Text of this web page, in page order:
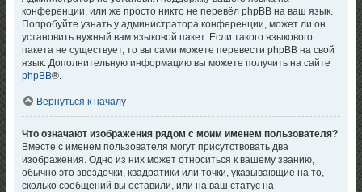
конференции, или же просто никто не перевёл phpBB на ваш язык.
Попробуйте узнать у администратора конференции, может ли он
установить нужный вам языковой пакет. Если такого языкового
пакета не существует, то вы сами можете перевести phpBB на свой
язык. Дополнительную информацию вы можете получить на сайте
phpBB®.
Вернуться к началу
Что означают изображения рядом с моим именем пользователя?
Вместе с именем пользователя могут присутствовать два
изображения. Одно из них может относиться к вашему званию,
обычно это звёздочки, квадратики или точки, указывающие на то,
сколько сообщений вы оставили, или на ваш статус на